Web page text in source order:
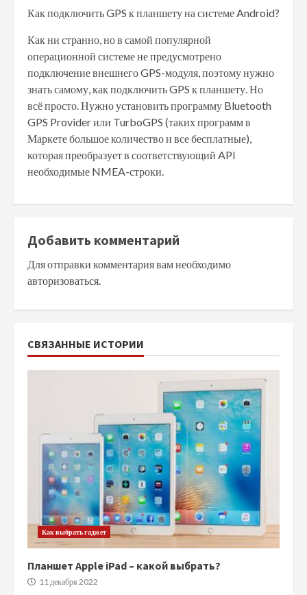
Как подключить GPS к планшету на системе Android?
Как ни странно, но в самой популярной
операционной системе не предусмотрено
подключение внешнего GPS-модуля, поэтому нужно
знать самому, как подключить GPS к планшету. Но
всё просто. Нужно установить программу Bluetooth
GPS Provider или TurboGPS (таких программ в
Маркете большое количество и все бесплатные),
которая преобразует в соответствующий API
необходимые NMEA-строки.
Добавить комментарий
Для отправки комментария вам необходимо
авторизоваться.
СВЯЗАННЫЕ ИСТОРИИ
Как выбрать гаджет
Планшет Apple iPad – какой выбрать?
11 декабря 2022